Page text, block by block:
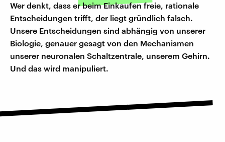
Wer denkt, dass er beim Einkaufen freie, rationale
Entscheidungen trifft, der liegt gründlich falsch.
Unsere Entscheidungen sind abhängig von unserer
Biologie, genauer gesagt von den Mechanismen
unserer neuronalen Schaltzentrale, unserem Gehirn.
Und das wird manipuliert.